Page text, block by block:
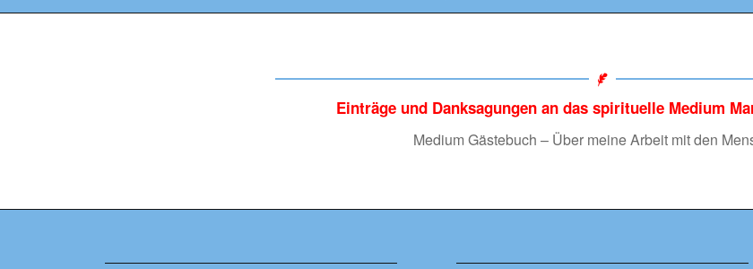
Einträge und Danksagungen an das spirituelle Medium
Medium Gästebuch – Über meine Arbeit mit den